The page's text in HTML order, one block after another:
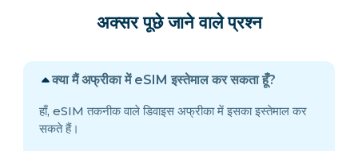
अक्सर पूछे जाने वाले प्रश्न
क्या मैं अफ्रीका में eSIM इस्तेमाल कर सकता हूँ?
हाँ, eSIM तकनीक वाले डिवाइस अफ्रीका में इसका इस्तेमाल कर
सकते हैं।